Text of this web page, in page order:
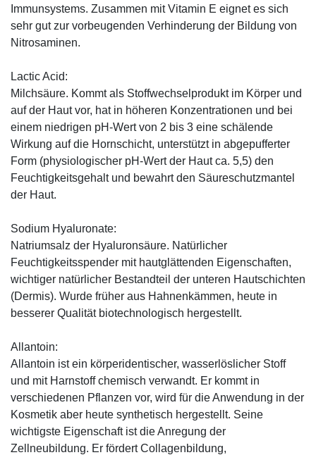
Immunsystems. Zusammen mit Vitamin E eignet es sich
sehr gut zur vorbeugenden Verhinderung der Bildung von
Nitrosaminen.
Lactic Acid:
Milchsäure. Kommt als Stoffwechselprodukt im Körper und
auf der Haut vor, hat in höheren Konzentrationen und bei
einem niedrigen pH-Wert von 2 bis 3 eine schälende
Wirkung auf die Hornschicht, unterstützt in abgepufferter
Form (physiologischer pH-Wert der Haut ca. 5,5) den
Feuchtigkeitsgehalt und bewahrt den Säureschutzmantel
der Haut.
Sodium Hyaluronate:
Natriumsalz der Hyaluronsäure. Natürlicher
Feuchtigkeitsspender mit hautglättenden Eigenschaften,
wichtiger natürlicher Bestandteil der unteren Hautschichten
(Dermis). Wurde früher aus Hahnenkämmen, heute in
besserer Qualität biotechnologisch hergestellt.
Allantoin:
Allantoin ist ein körperidentischer, wasserlöslicher Stoff
und mit Harnstoff chemisch verwandt. Er kommt in
verschiedenen Pflanzen vor, wird für die Anwendung in der
Kosmetik aber heute synthetisch hergestellt. Seine
wichtigste Eigenschaft ist die Anregung der
Zellneubildung. Er fördert Collagenbildung,